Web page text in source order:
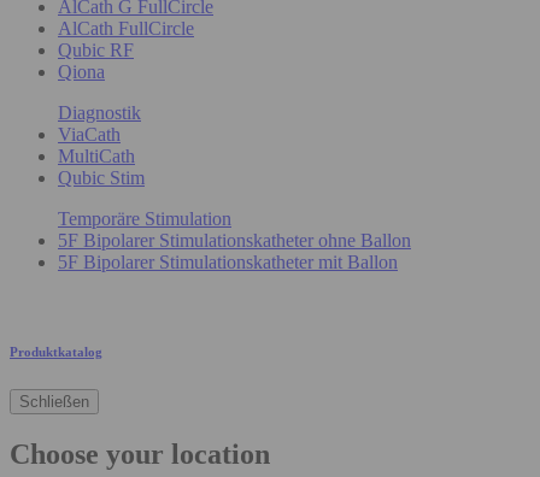
AlCath G FullCircle
AlCath FullCircle
Qubic RF
Qiona
Diagnostik
ViaCath
MultiCath
Qubic Stim
Temporäre Stimulation
5F Bipolarer Stimulationskatheter ohne Ballon
5F Bipolarer Stimulationskatheter mit Ballon
Produktkatalog
Schließen
Choose your location